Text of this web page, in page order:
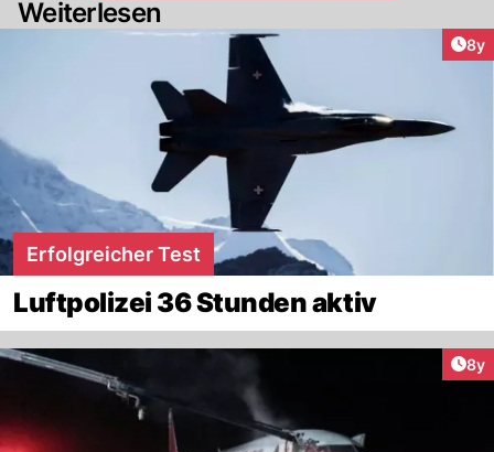
Weiterlesen
8y
Erfolgreicher Test
Luftpolizei 36 Stunden aktiv
8y